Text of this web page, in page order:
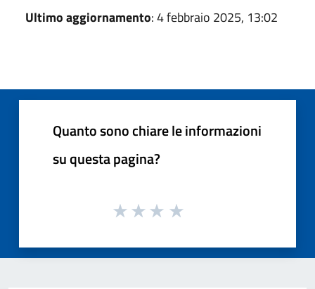
Ultimo aggiornamento: 4 febbraio 2025, 13:02
Quanto sono chiare le informazioni
su questa pagina?